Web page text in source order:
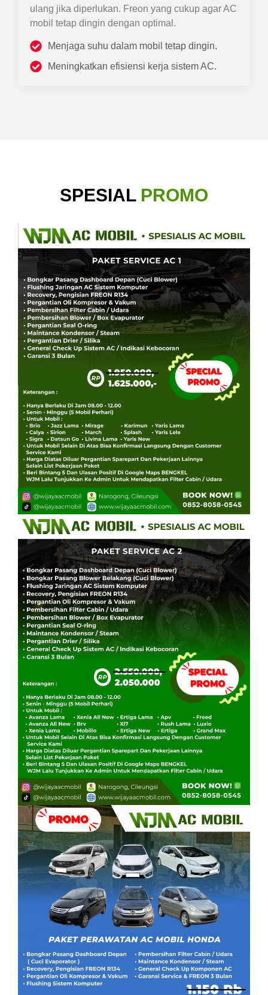
ulang jika diperlukan. Freon yang cukup agar AC
mobil tetap dingin dengan optimal.
Menjaga suhu dalam mobil tetap dingin.
Meningkatkan efisiensi kerja sistem AC.
SPESIAL PROMO